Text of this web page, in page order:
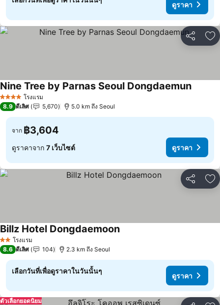
ดูราคา
แชร์ เ
4 ดาว โรงแรม
Nine Tree by Parnas Seoul Dongdaemunดูราคา
8.9 ดีเลิศ 5,670 5.0 km ถึง Seoul
จาก ฿3,604
ดูราคาจาก 7 เว็บไซต์ ดูราคา
แชร์ เ
2 ดาวโรงแรม
Billz Hotel Dongdaemoonดูราคา
8.6 ดีเลิศ 104 2.3 km ถึง Seoul
เลือกวันที่เพื่อดูราคาในวันนั้นๆ
ดูราคา
ตัวเลือกยอดนิยม